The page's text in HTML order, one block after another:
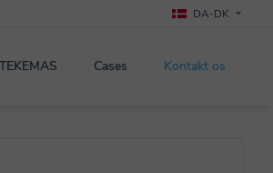
DA-DK
Cases Kontakt os